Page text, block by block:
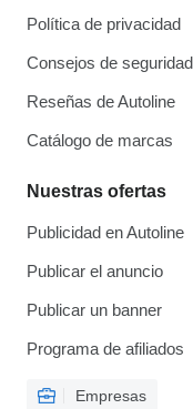
Política de privacidad
Consejos de seguridad
Reseñas de Autoline
Catálogo de marcas
Nuestras ofertas
Publicidad en Autoline
Publicar el anuncio
Publicar un banner
Programa de afiliados
Empresas